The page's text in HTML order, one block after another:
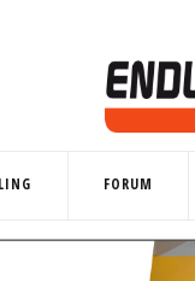
FORUM